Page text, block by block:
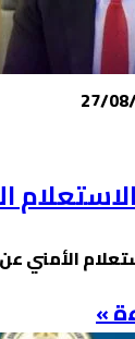
27/
الأمني
»